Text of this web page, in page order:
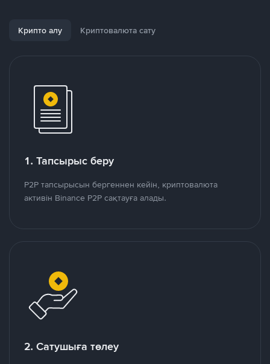
Крипто алу Криптовалюта сату
1. Тапсырыс беру
P2P тапсырысын бергеннен кейін, криптовалюта
активін Binance P2P сақтауға алады.
2. Сатушыға төлеу